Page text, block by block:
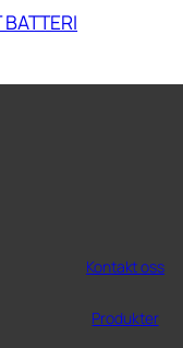
Kontakt oss
Produkter